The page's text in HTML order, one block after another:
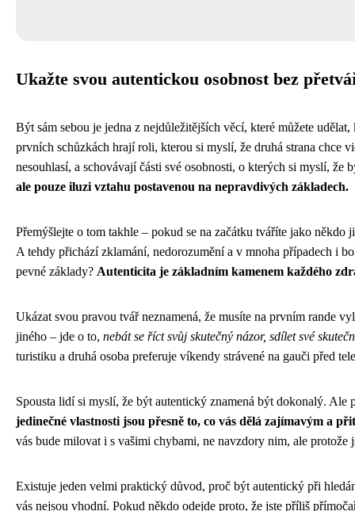
Ukažte svou autentickou osobnost bez
Být sám sebou je jedna z nejdůležitějších věcí, které můžete
prvních schůzkách hrají roli, kterou si myslí, že druhá strana chce
nesouhlasí, a schovávají části své osobnosti, o kterých si myslí, že
ale pouze iluzi vztahu postavenou na nepravdivých základech.
Přemýšlejte o tom takhle – pokud se na začátku tváříte jako někdo
A tehdy přichází zklamání, nedorozumění a v mnoha případech i
pevné základy? Autenticita je základním kamenem každého
Ukázat svou pravou tvář neznamená, že musíte na prvním rande
jiného – jde o to, nebát se říct svůj skutečný názor, sdílet své
turistiku a druhá osoba preferuje víkendy strávené na gauči před
Spousta lidí si myslí, že být autentický znamená být dokonalý. Ale
jedinečné vlastnosti jsou přesně to, co vás dělá zajímavým a
vás bude milovat i s vašimi chybami, ne navzdory nim, ale protože
Existuje jeden velmi praktický důvod, proč být autentický při
vás nejsou vhodní. Pokud někdo odejde proto, že jste příliš